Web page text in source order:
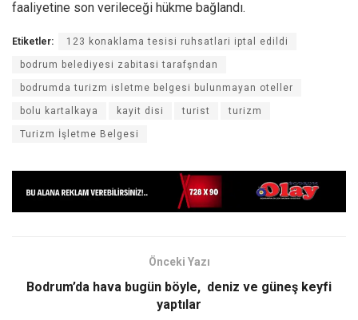
faaliyetine son verileceği hükme bağlandı.
Etiketler: 123 konaklama tesisi ruhsatlari iptal edildi
bodrum belediyesi zabitasi tarafşndan
bodrumda turizm isletme belgesi bulunmayan oteller
bolu kartalkaya kayit disi turist turizm
Turizm İşletme Belgesi
Önceki Yazı
Bodrum’da hava bugün böyle, deniz ve güneş keyfi
yaptılar